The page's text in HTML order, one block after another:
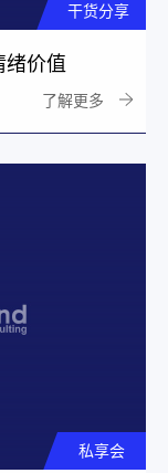
干货分享
绪价值
了解更多
私享会